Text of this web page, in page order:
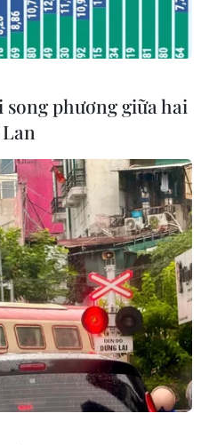
6.000
dội
phải sơ
giỏi giữ
con
tiên
phương giữa hai